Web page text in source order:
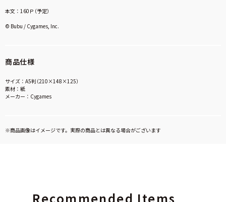
本文：160Ｐ（予定）
© Bubu / Cygames, Inc.
商品仕様
サイズ：A5判（210×148×125）
素材：紙
メーカー：Cygames
※商品画像はイメージです。実際の商品とは異なる場合がございます
Recommended Items